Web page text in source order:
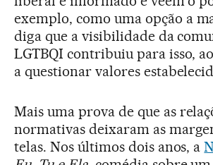
exemplo, como uma opção a
diga que a visibilidade da
LGTBQI contribuiu para isso,
a questionar valores
Mais uma prova de que as
normativas deixaram as
telas. Nos últimos dois anos, a